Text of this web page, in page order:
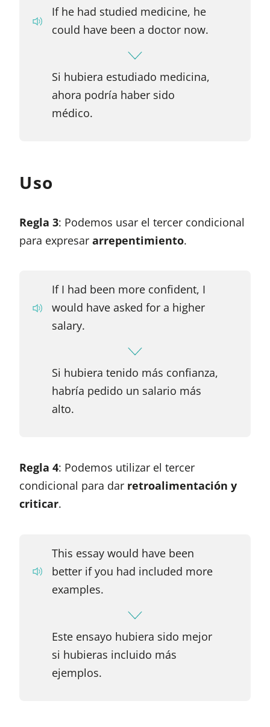
If he had studied medicine, he
could have been a doctor now.
Si hubiera estudiado medicina,
ahora podría haber sido
médico.
Uso
Regla 3: Podemos usar el tercer condicional
para expresar arrepentimiento.
If I had been more confident, I
would have asked for a higher
salary.
Si hubiera tenido más confianza,
habría pedido un salario más
alto.
Regla 4: Podemos utilizar el tercer
condicional para dar retroalimentación y
criticar.
This essay would have been
better if you had included more
examples.
Este ensayo hubiera sido mejor
si hubieras incluido más
ejemplos.